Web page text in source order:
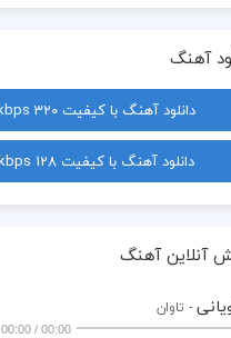
  بزار راهشو بلد شم
  اینجوری رفتن از دلت
  تاوان بی طاقتیه
  عاشقی دست من که نیست
آهنگ
دانلود آهنگ با کیفیت 320 kbps
دانلود آهنگ با کیفیت 128 kbps
آنلاین آهنگ
- تاوان
00:00
/
00:00